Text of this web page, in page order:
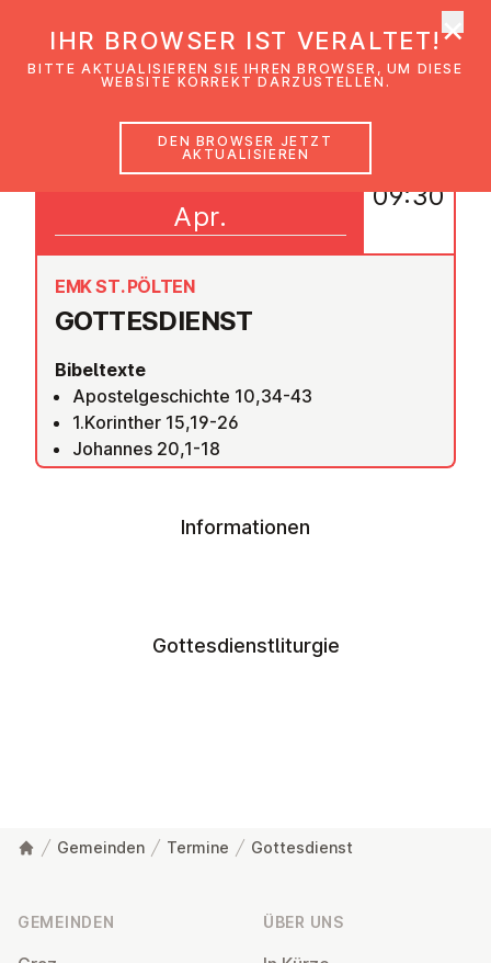
GOT­TES­DIENST
EMK ST. PÖLTEN
Bibeltexte
Apostelgeschichte 10,34-43
1.Korinther 15,19-26
Johannes 20,1-18
17
Apr.
09:30
Informationen
Gottesdienstliturgie
Gemeinden Termine Gottesdienst
GEMEINDEN ÜBER UNS
IHR BROWSER IST VERALTET!
BITTE AKTUALISIEREN SIE IHREN BROWSER, UM DIESE
WEBSITE KORREKT DARZUSTELLEN.
DEN BROWSER JETZT
AKTUALISIEREN
×